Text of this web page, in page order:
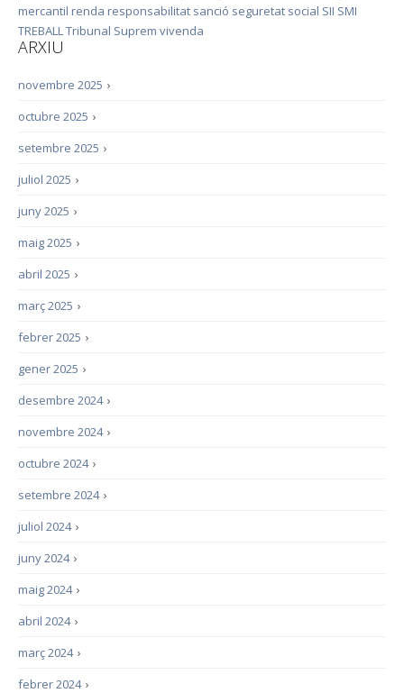
mercantil renda responsabilitat sanció seguretat social SII SMI
TREBALLTribunal Suprem vivenda
ARXIU
›
novembre 2025
›
octubre 2025
›
setembre 2025
›
juliol 2025
›
juny 2025
›
maig 2025
›
abril 2025
›
març 2025
›
febrer 2025
›
gener 2025
›
desembre 2024
›
novembre 2024
›
octubre 2024
›
setembre 2024
›
juliol 2024
›
juny 2024
›
maig 2024
›
abril 2024
›
març 2024
›
febrer 2024